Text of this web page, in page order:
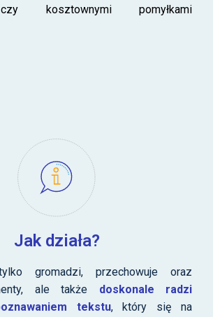
kosztownymi pomyłkami
Jak działa?
gromadzi, przechowuje oraz
, ale także doskonale radzi
tekstu, który się na